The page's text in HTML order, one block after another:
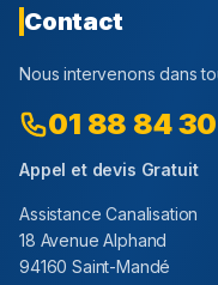
Contact
Nous intervenons dans
01 88 84
Appel et devis Gratuit
Assistance Canalisation
18 Avenue Alphand
94160 Saint-Mandé